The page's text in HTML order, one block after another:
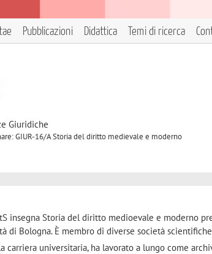
Pubblicazioni Didattica Temi di ricerca
Giuridiche
GIUR-16/A Storia del diritto medievale e moderno
insegna Storia del diritto medioevale e moderno
di Bologna. È membro di diverse società
carriera universitaria, ha lavorato a lungo come